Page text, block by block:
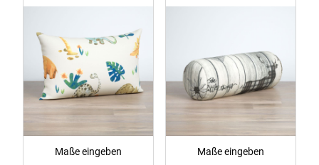
Maße eingeben Maße eingeben